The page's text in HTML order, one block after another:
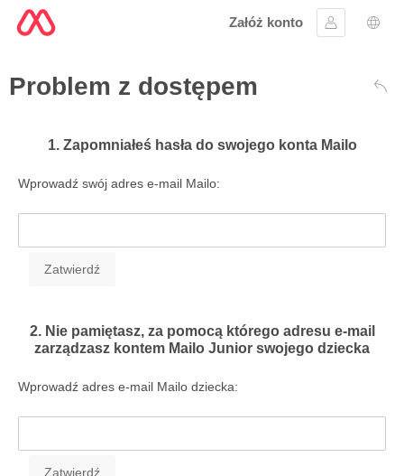
Załóż konto
Zaloguj się
Problem z dostępem
1. Zapomniałeś hasła do swojego konta Mailo
Wprowadź swój adres e-mail Mailo:
2. Nie pamiętasz, za pomocą którego adresu e-mail
zarządzasz kontem Mailo Junior swojego dziecka
Wprowadź adres e-mail Mailo dziecka: